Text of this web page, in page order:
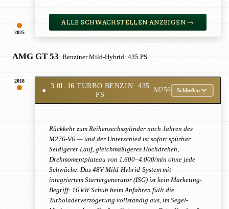
2025
ALLE SCHWACHSTELLEN ANZEIGEN →
AMG GT 53· Benziner Mild-Hybrid· 435 PS
2018
●
3.0L I6 TURBO BENZIN· 435
PS
M256 Schließen
Rückkehr zum Reihensechszylinder nach Jahren des
M276-V6 — und der Unterschied ist sofort spürbar.
Seidigerer Lauf, gleichmäßigeres Hochdrehen,
Drehmomentplateau von 1.600–4.000/min ohne jede
Schwäche. Das 48V-Mild-Hybrid-System mit
integriertem Startergenerator (ISG) ist kein Marketing-
Begriff: 16 kW Schub beim Anfahren füllt die
Turboladerverzögerung vollständig aus, im Segel-